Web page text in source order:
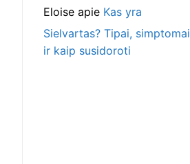
Eloiseapie Kas yra
Sielvartas? Tipai, simptomai
ir kaip susidoroti